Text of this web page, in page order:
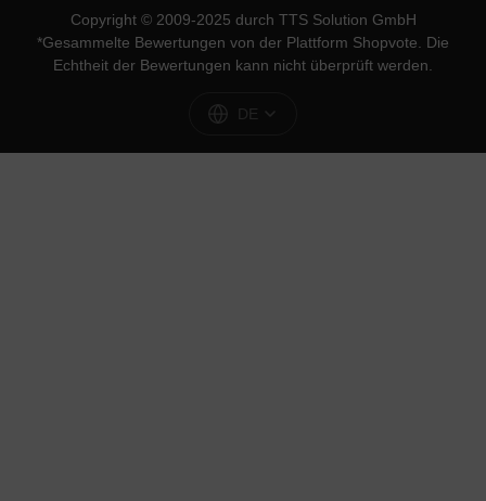
Copyright © 2009-2025 durch TTS Solution GmbH
*Gesammelte Bewertungen von der Plattform Shopvote . Die
Echtheit der Bewertungen kann nicht überprüft werden.
DE